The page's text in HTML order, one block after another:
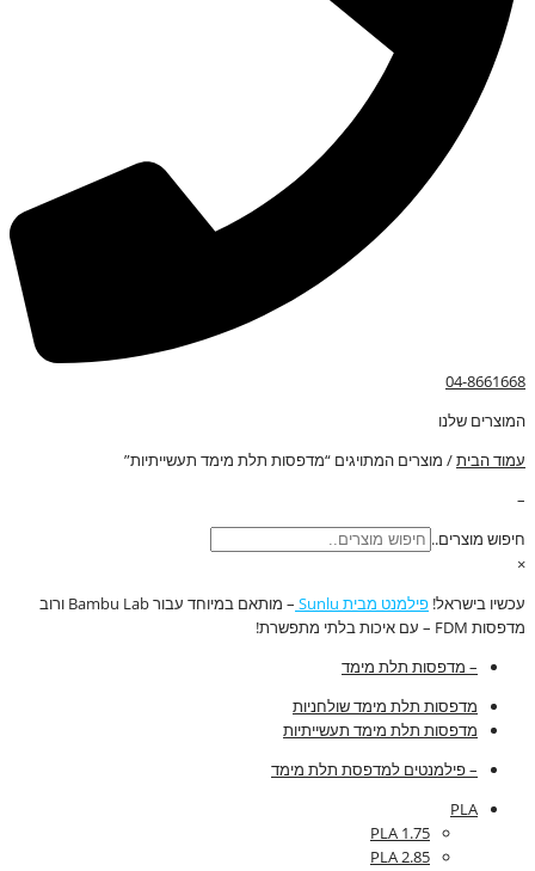
04-8661668
המוצרים שלנו
עמוד הבית/ מוצרים המתויגים “מדפסות תלת מימד תעשייתיות”
–
חיפוש מוצרים..
×
עכשיו בישראל! פילמנט מבית Sunlu
– מותאם במיוחד עבור Bambu Lab ורוב
מדפסות FDM – עם איכות בלתי מתפשרת!
– מדפסות תלת מימד
מדפסות תלת מימד שולחניות
מדפסות תלת מימד תעשייתיות
– פילמנטים למדפסת תלת מימד
PLA
PLA 1.75
PLA 2.85